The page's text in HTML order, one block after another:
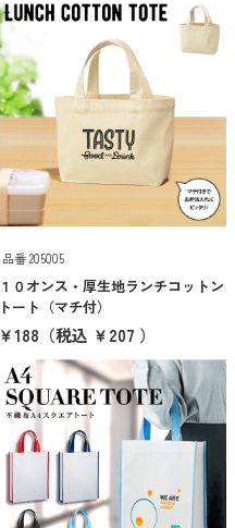
品番 205005
１０オンス・厚生地ランチコットン
トート（マチ付）
￥188 （税込 ￥207 ）